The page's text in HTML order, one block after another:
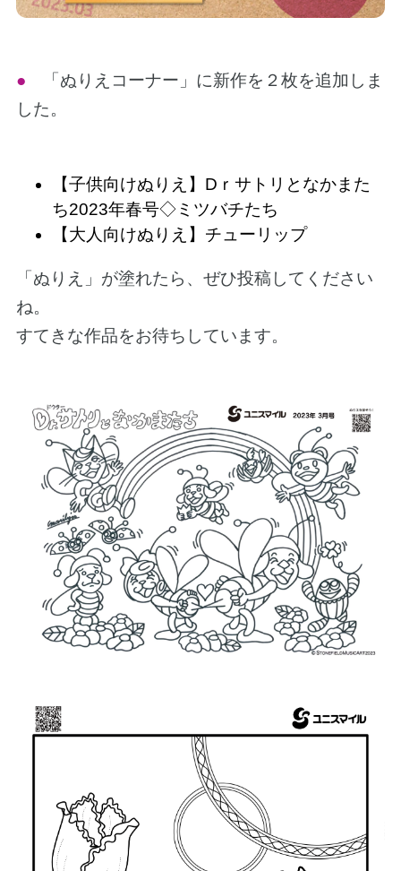
● 「ぬりえコーナー」に新作を２枚を追加しま
した。
【子供向けぬりえ】Dｒサトリとなかまた
ち2023年春号◇ミツバチたち
【大人向けぬりえ】チューリップ
「ぬりえ」が塗れたら、ぜひ投稿してください
ね。
すてきな作品をお待ちしています。